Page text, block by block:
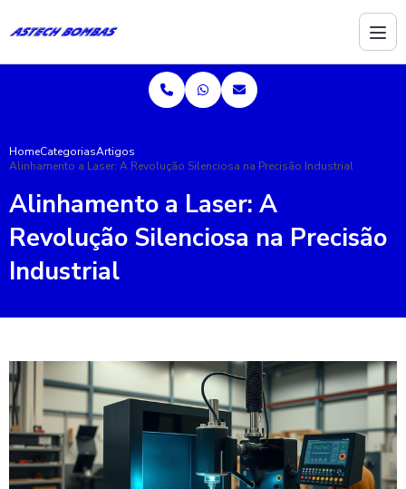
HomeCategoriasArtigos
Alinhamento a Laser: A Revolução Silenciosa na Precisão Industrial
Alinhamento a Laser: A
Revolução Silenciosa na Precisão
Industrial